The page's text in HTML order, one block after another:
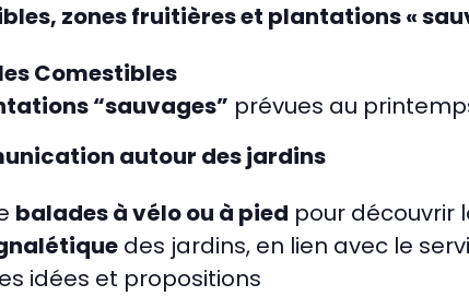
zones fruitières et plantations «
Comestibles
“sauvages” prévues au
autour des jardins
balades à vélo ou à pied pour découvrir
des jardins, en lien avec le
idées et propositions